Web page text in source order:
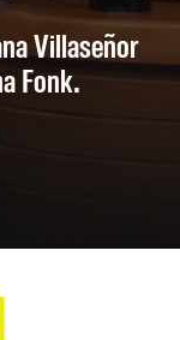
Villaseñor
Fonk.